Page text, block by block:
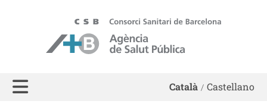
ASPB - Agència de Salut Pública de Barcelona
Català Castellano